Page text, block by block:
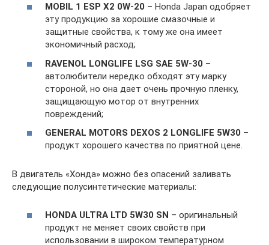
MOBIL 1 ESP X2 0W-20 – Honda Japan одобряет
эту продукцию за хорошие смазочные и
защитные свойства, к тому же она имеет
экономичный расход;
RAVENOL LONGLIFE LSG SAE 5W-30 –
автолюбители нередко обходят эту марку
стороной, но она дает очень прочную пленку,
защищающую мотор от внутренних
повреждений;
GENERAL MOTORS DEXOS 2 LONGLIFE 5W30 –
продукт хорошего качества по приятной цене.
В двигатель «Хонда» можно без опасений заливать
следующие полусинтетические материалы:
HONDA ULTRA LTD 5W30 SN – оригинальный
продукт не меняет своих свойств при
использовании в широком температурном